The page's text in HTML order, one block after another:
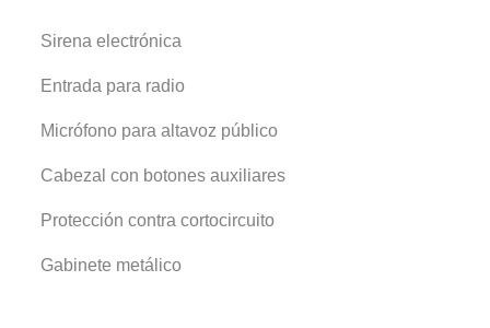
Sirena electrónica
Entrada para radio
Micrófono para altavoz público
Cabezal con botones auxiliares
Protección contra cortocircuito
Gabinete metálico